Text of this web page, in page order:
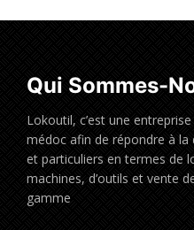
Qui Sommes-
Lokoutil, c’est une
médoc afin de répondre à
et particuliers en termes de
machines, d’outils et vente
gamme